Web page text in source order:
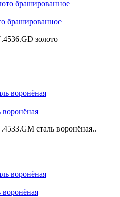
брашированное
золото
воронёная
сталь воронёная..
воронёная